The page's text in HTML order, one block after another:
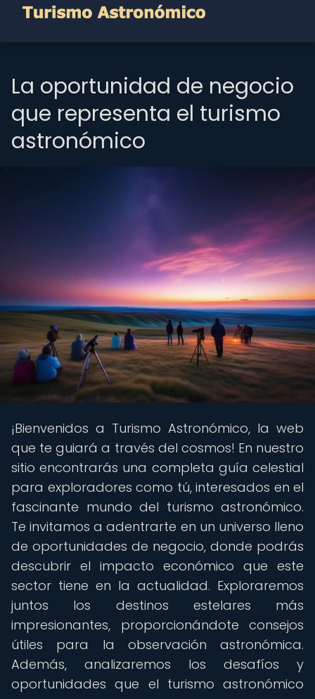
La oportunidad de negocio
que representa el turismo
astronómico
¡Bienvenidos a Turismo Astronómico, la web
que te guiará a través del cosmos! En nuestro
sitio encontrarás una completa guía celestial
para exploradores como tú, interesados en el
fascinante mundo del turismo astronómico.
Te invitamos a adentrarte en un universo lleno
de oportunidades de negocio, donde podrás
descubrir el impacto económico que este
sector tiene en la actualidad. Exploraremos
juntos los destinos estelares más
impresionantes, proporcionándote consejos
útiles para la observación astronómica.
Además, analizaremos los desafíos y
oportunidades que el turismo astronómico